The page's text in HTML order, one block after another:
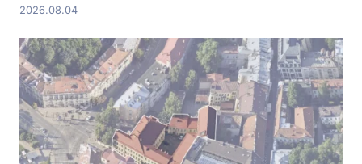
2026.08.04